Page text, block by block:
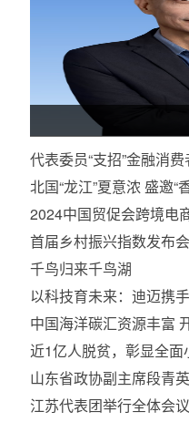
代表委员“支招”金融消
北国“龙江”夏意浓 盛邀“
2024中国贸促会跨境电
首届乡村振兴指数发布
千鸟归来千鸟湖
以科技育未来：迪迈携
中国海洋碳汇资源丰富
近1亿人脱贫，彰显全面
山东省政协副主席段青
江苏代表团举行全体会